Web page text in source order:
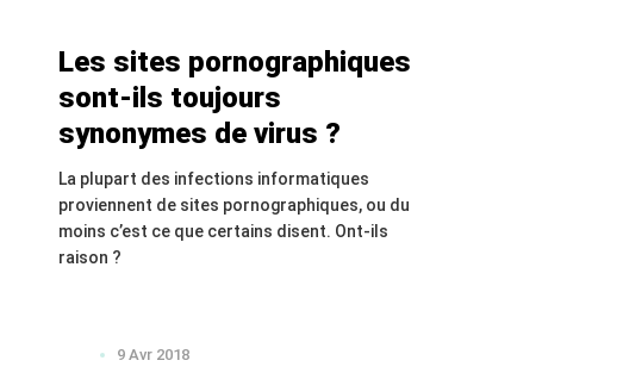
Les sites pornographiques
sont-ils toujours
synonymes de virus ?
La plupart des infections informatiques
proviennent de sites pornographiques, ou du
moins c’est ce que certains disent. Ont-ils
raison ?
9 Avr 2018